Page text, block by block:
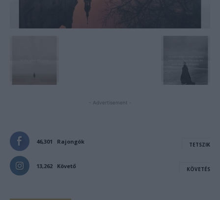
- Advertisement -
46,301 Rajongók TETSZIK
13,262 Követő KÖVETÉS